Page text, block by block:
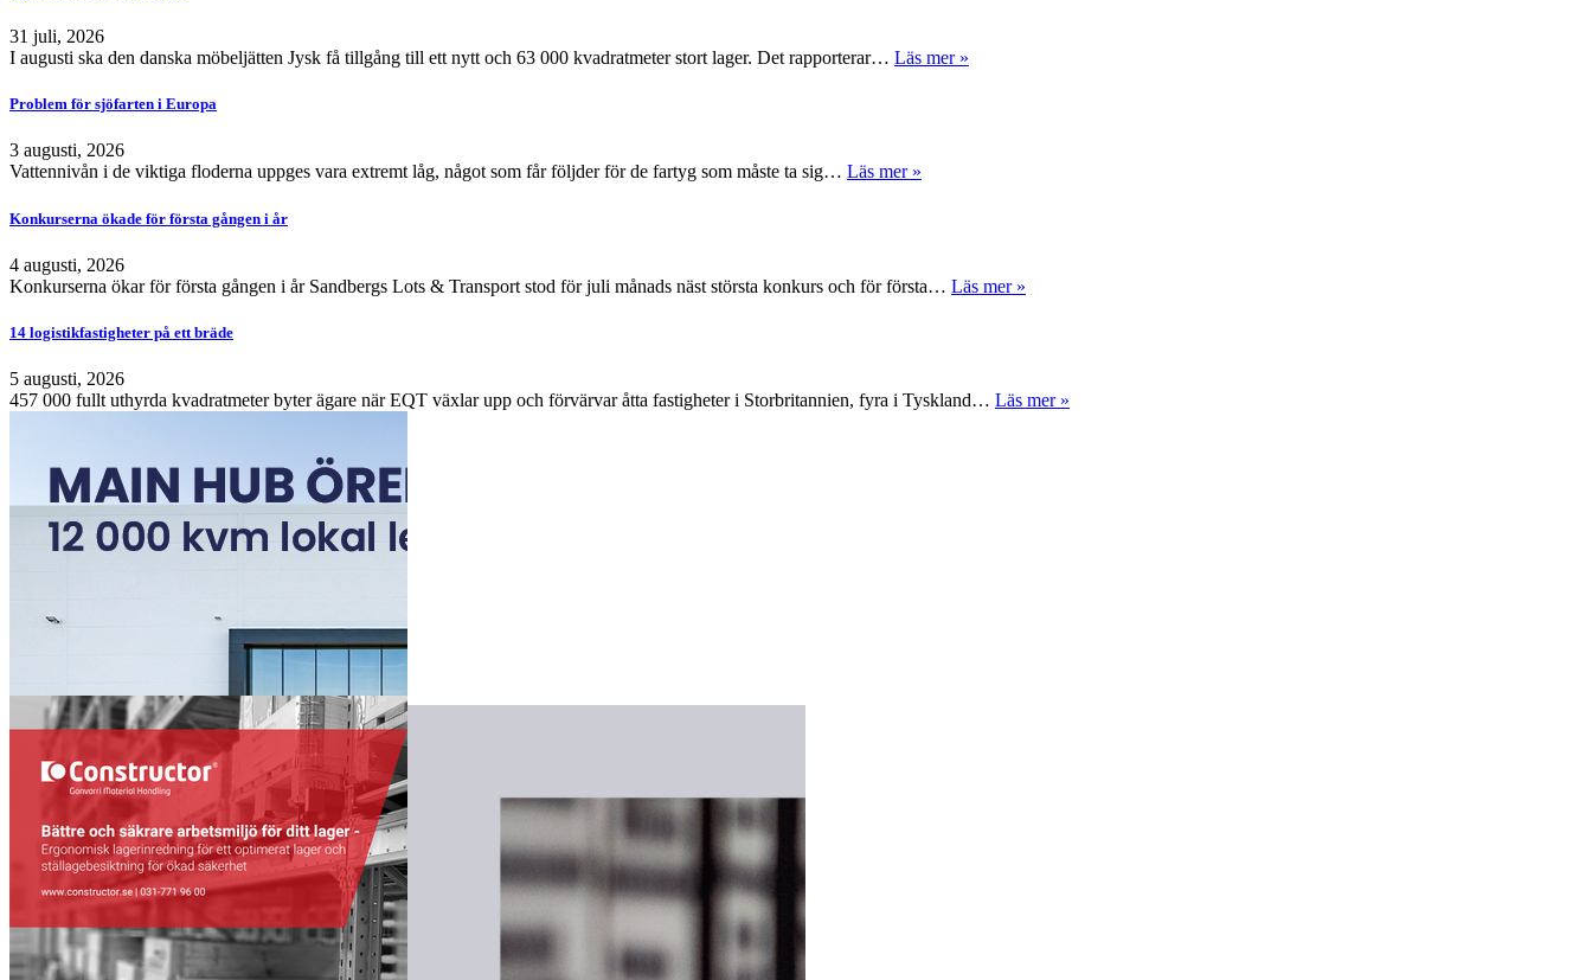
31 juli, 2026
I augusti ska den danska möbeljätten Jysk få tillgång till ett nytt och 63 000 kvadratmeter stort lager. Det rapporterar… Läs mer »
Problem för sjöfarten i Europa
3 augusti, 2026
Vattennivån i de viktiga floderna uppges vara extremt låg, något som får följder för de fartyg som måste ta sig… Läs mer »
Konkurserna ökade för första gången i år
4 augusti, 2026
Konkurserna ökar för första gången i år Sandbergs Lots & Transport stod för juli månads näst största konkurs och för första… Läs mer »
14 logistikfastigheter på ett bräde
5 augusti, 2026
457 000 fullt uthyrda kvadratmeter byter ägare när EQT växlar upp och förvärvar åtta fastigheter i Storbritannien, fyra i Tyskland… Läs mer »